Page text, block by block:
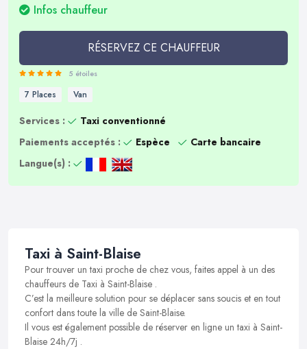
Infos chauffeur
RÉSERVEZ CE CHAUFFEUR
5 étoiles
7 Places Van
Services :
Taxi conventionné
Paiements acceptés :
Espèce
Carte bancaire
Langue(s) :
Taxi à Saint-Blaise
Pour trouver un taxi proche de chez vous, faites appel à un des
chauffeurs de Taxi à Saint-Blaise .
C’est la meilleure solution pour se déplacer sans soucis et en tout
confort dans toute la ville de Saint-Blaise.
Il vous est également possible de réserver en ligne un taxi à Saint-
Blaise 24h/7j .